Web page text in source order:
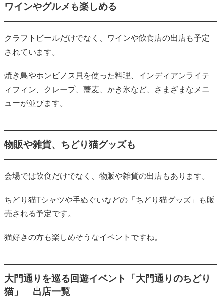
ワインやグルメも楽しめる
クラフトビールだけでなく、ワインや飲食店の出店も予定
されています。
焼き鳥やホンビノス貝を使った料理、インディアンライテ
ィフィン、クレープ、蕎麦、かき氷など、さまざまなメニ
ューが並びます。
物販や雑貨、ちどり猫グッズも
会場では飲食だけでなく、物販や雑貨の出店もあります。
ちどり猫Tシャツや手ぬぐいなどの「ちどり猫グッズ」も販
売される予定です。
猫好きの方も楽しめそうなイベントですね。
大門通りを巡る回遊イベント「大門通りのちどり
猫」 出店一覧